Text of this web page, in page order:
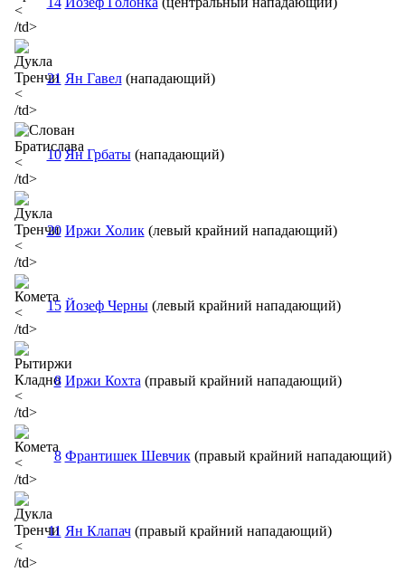
<
/td>
<
/td>
21 Ян Гавел (нападающий)
<
/td>
10 Ян Грбаты (нападающий)
<
/td>
20 Иржи Холик (левый крайний нападающий)
<
/td>
15 Йозеф Черны (левый крайний нападающий)
<
/td>
8 Иржи Кохта (правый крайний нападающий)
<
/td>
8 Франтишек Шевчик (правый крайний нападающий)
<
/td>
11 Ян Клапач (правый крайний нападающий)